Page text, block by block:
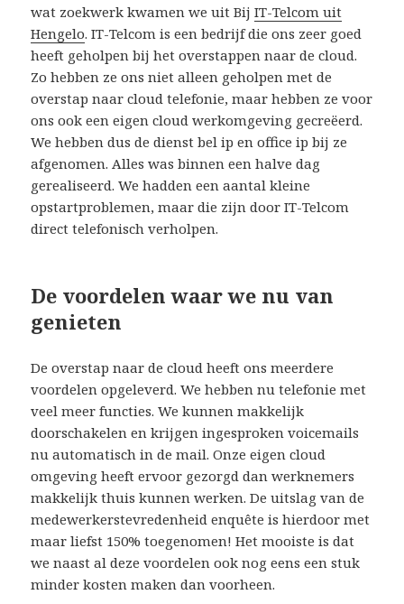
wat zoekwerk kwamen we uit BijIT-Telcom uit
Hengelo. IT-Telcom is een bedrijf die ons zeer goed
heeft geholpen bij het overstappen naar de cloud.
Zo hebben ze ons niet alleen geholpen met de
overstap naar cloud telefonie, maar hebben ze voor
ons ook een eigen cloud werkomgeving gecreëerd.
We hebben dus de dienst bel ip en office ip bij ze
afgenomen. Alles was binnen een halve dag
gerealiseerd. We hadden een aantal kleine
opstartproblemen, maar die zijn door IT-Telcom
direct telefonisch verholpen.
De voordelen waar we nu van
genieten
De overstap naar de cloud heeft ons meerdere
voordelen opgeleverd. We hebben nu telefonie met
veel meer functies. We kunnen makkelijk
doorschakelen en krijgen ingesproken voicemails
nu automatisch in de mail. Onze eigen cloud
omgeving heeft ervoor gezorgd dan werknemers
makkelijk thuis kunnen werken. De uitslag van de
medewerkerstevredenheid enquête is hierdoor met
maar liefst 150% toegenomen! Het mooiste is dat
we naast al deze voordelen ook nog eens een stuk
minder kosten maken dan voorheen.